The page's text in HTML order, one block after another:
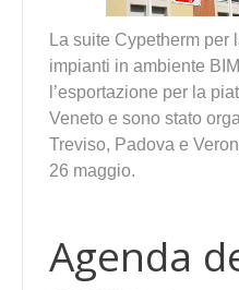
La suite Cypetherm per
impianti in ambiente
l’esportazione per la
Veneto e sono stato
Treviso, Padova e
26 maggio.
Agenda